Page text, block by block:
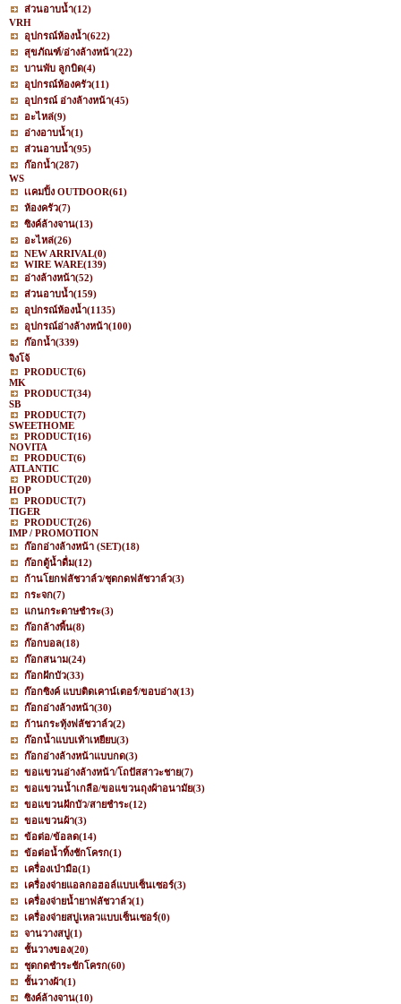
ส่วนอาบน้ำ(12)
VRH
อุปกรณ์ห้องน้ำ(622)
สุขภัณฑ์/อ่างล้างหน้า(22)
บานพับ ลูกบิด(4)
อุปกรณ์ห้องครัว(11)
อุปกรณ์ อ่างล้างหน้า(45)
อะไหล่(9)
อ่างอาบน้ำ(1)
ส่วนอาบน้ำ(95)
ก๊อกน้ำ(287)
WS
เเคมปิ้ง OUTDOOR(61)
ห้องครัว(7)
ซิงค์ล้างจาน(13)
อะไหล่(26)
NEW ARRIVAL(0)
WIRE WARE(139)
อ่างล้างหน้า(52)
ส่วนอาบน้ำ(159)
อุปกรณ์ห้องน้ำ(1135)
อุปกรณ์อ่างล้างหน้า(100)
ก๊อกน้ำ(339)
จิงโจ้
PRODUCT(6)
MK
PRODUCT(34)
SB
PRODUCT(7)
SWEETHOME
PRODUCT(16)
NOVITA
PRODUCT(6)
ATLANTIC
PRODUCT(20)
HOP
PRODUCT(7)
TIGER
PRODUCT(26)
IMP / PROMOTION
ก๊อกอ่างล้างหน้า (SET)(18)
ก๊อกตู้น้ำดื่ม(12)
ก้านโยกฟลัชวาล์ว/ชุดกดฟลัชวาล์ว(3)
กระจก(7)
แกนกระดาษชำระ(3)
ก๊อกล้างพื้น(8)
ก๊อกบอล(18)
ก๊อกสนาม(24)
ก๊อกฝักบัว(33)
ก๊อกซิงค์ แบบติดเคาน์เตอร์/ขอบอ่าง(13)
ก๊อกอ่างล้างหน้า(30)
ก้านกระทุ้งฟลัชวาล์ว(2)
ก๊อกน้ำแบบเท้าเหยียบ(3)
ก๊อกอ่างล้างหน้าแบบกด(3)
ขอแขวนอ่างล้างหน้า/โถปัสสาวะชาย(7)
ขอแขวนน้ำเกลือ/ขอแขวนถุงผ้าอนามัย(3)
ขอแขวนฝักบัว/สายชำระ(12)
ขอแขวนผ้า(3)
ข้อต่อ/ข้อลด(14)
ข้อต่อน้ำทิ้งชักโครก(1)
เครื่องเป่ามือ(1)
เครื่องจ่ายแอลกอฮอล์แบบเซ็นเซอร์(3)
เครื่องจ่ายน้ำยาฟลัชวาล์ว(1)
เครื่องจ่ายสบู่เหลวแบบเซ็นเซอร์(0)
จานวางสบู่(1)
ชั้นวางของ(20)
ชุดกดชำระชักโครก(60)
ชั้นวางผ้า(1)
ซิงค์ล้างจาน(10)